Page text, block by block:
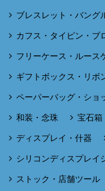
ブレスレット・バング
カフス・タイピン・ブ
フリーケース・ルース
ギフトボックス・リボ
ペーパーバッグ・ショ
和装・念珠 宝石箱
ディスプレイ・什器
シリコンディスプレイ
ストック・店舗ツール